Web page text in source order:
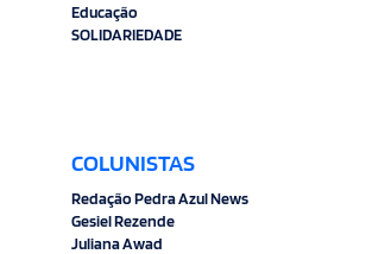
Educação
SOLIDARIEDADE
COLUNISTAS
Redação Pedra Azul News
Gesiel Rezende
Juliana Awad